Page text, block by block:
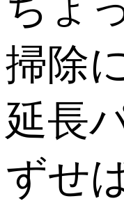
掃除
延長
ずせ